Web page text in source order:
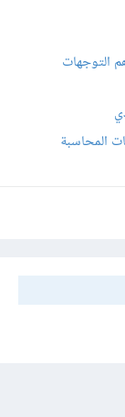
التوجهات
المحاسبة